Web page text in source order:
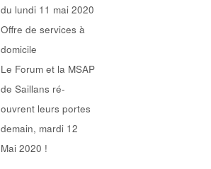
du lundi 11 mai 2020
Offre de services à
domicile
Le Forum et la MSAP
de Saillans ré-
ouvrent leurs portes
demain, mardi 12
Mai 2020 !